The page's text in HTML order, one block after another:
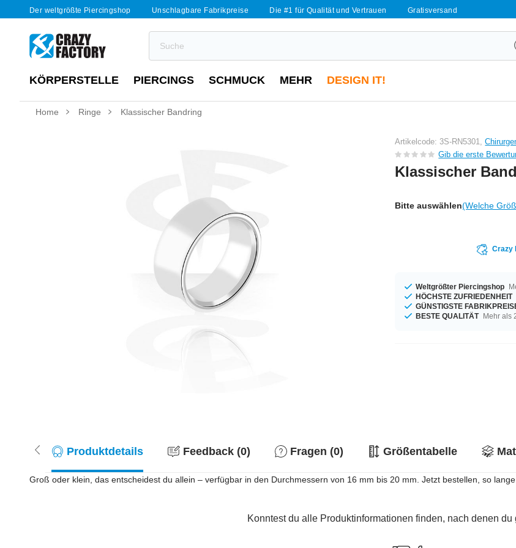
Der weltgrößte Piercingshop Unschlagbare Fabrikpreise Die #1 für Qualität und Vertrauen Gratisversand
KÖRPERSTELLE PIERCINGS SCHMUCK MEHR DESIGN IT!
Home Ringe Klassischer Bandring
Artikelcode: 3S-RN5301,
Gib die erste
Klassischer
Bitte auswählen(Welche
Crazy
Weltgrößter Piercingshop
HÖCHSTE ZUFRIEDENHEIT
GÜNSTIGSTE
BESTE QUALITÄT Mehr als
Produktdetails Feedback (0) Fragen (0) Größentabelle
Groß oder klein, das entscheidest du allein – verfügbar in den Durchmessern von 16 mm bis 20 mm. Jetzt bestellen, so
Konntest du alle Produktinformationen finden, nach denen du